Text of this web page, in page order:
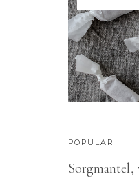
POPULAR
Sorgmantel,